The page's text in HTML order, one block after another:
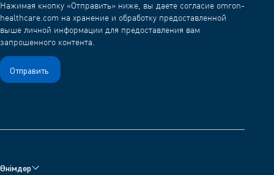
Нажимая кнопку «Отправить» ниже, вы даете согласие omron-
healthcare.com на хранение и обработку предоставленной
выше личной информации для предоставления вам
запрошенного контента.
Өнімдер